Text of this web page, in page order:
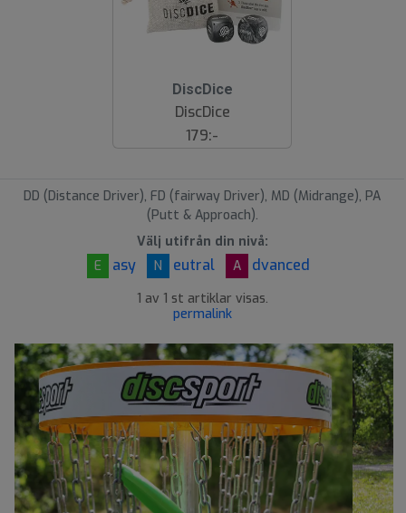
DiscDice
DiscDice
179:-
DD (Distance Driver), FD (fairway Driver), MD (Midrange), PA
(Putt & Approach).
Välj utifrån din nivå:
E
asy N eutral A dvanced
1 av 1 st artiklar visas.
permalink